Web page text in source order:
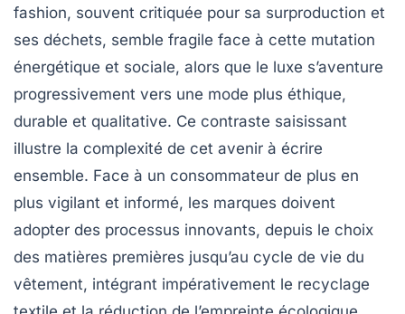
fashion, souvent critiquée pour sa surproduction et
ses déchets, semble fragile face à cette mutation
énergétique et sociale, alors que le luxe s’aventure
progressivement vers une mode plus éthique,
durable et qualitative. Ce contraste saisissant
illustre la complexité de cet avenir à écrire
ensemble. Face à un consommateur de plus en
plus vigilant et informé, les marques doivent
adopter des processus innovants, depuis le choix
des matières premières jusqu’au cycle de vie du
vêtement, intégrant impérativement le recyclage